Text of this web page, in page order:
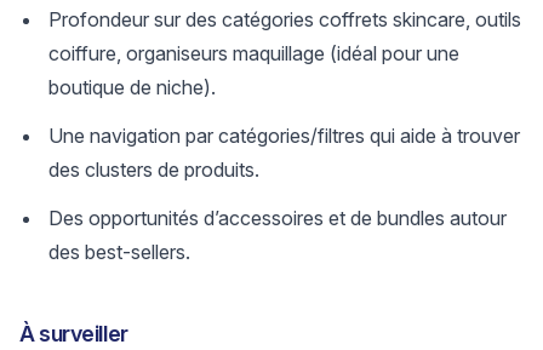
Profondeur sur des catégories coffrets skincare, outils
coiffure, organiseurs maquillage (idéal pour une
boutique de niche).
Une navigation par catégories/filtres qui aide à trouver
des clusters de produits.
Des opportunités d’accessoires et de bundles autour
des best-sellers.
À surveiller